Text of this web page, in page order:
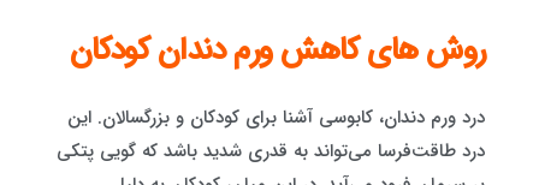
روش های کاهش ورم دندان کودکان
درد ورم دندان، کابوسی آشنا برای کودکان و بزرگسالان. این
درد طاقت‌فرسا می‌تواند به قدری شدید باشد که گویی پتکی